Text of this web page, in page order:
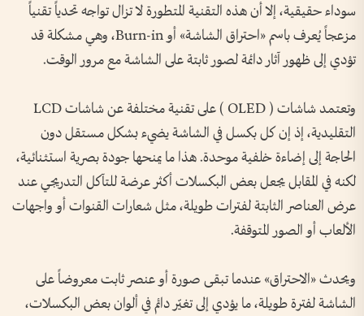
سوداء حقيقية، إلا أن هذه التقنية المتطورة لا تزال تواجه تحدياً تقنياً
مزعجاً يُعرف باسم «احتراق الشاشة» أو Burn-in، وهي مشكلة قد
تؤدي إلى ظهور آثار دائمة لصور ثابتة على الشاشة مع مرور الوقت.
وتعتمد شاشات ( OLED ) على تقنية مختلفة عن شاشات LCD
التقليدية، إذ إن كل بكسل في الشاشة يضيء بشكل مستقل دون
الحاجة إلى إضاءة خلفية موحدة. هذا ما يمنحها جودة بصرية استثنائية،
لكنه في المقابل يجعل بعض البكسلات أكثر عرضة للتآكل التدريجي عند
عرض العناصر الثابتة لفترات طويلة، مثل شعارات القنوات أو واجهات
الألعاب أو الصور المتوقفة.
ويحدث «الاحتراق» عندما تبقى صورة أو عنصر ثابت معروضاً على
الشاشة لفترة طويلة، ما يؤدي إلى تغيّر دائم في ألوان بعض البكسلات،